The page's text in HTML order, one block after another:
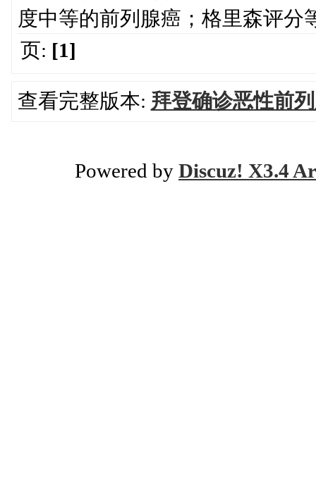
度中等的前列腺癌；格里森评分
页: [1]
查看完整版本: 拜登确诊恶性前
Powered by Discuz! X3.4